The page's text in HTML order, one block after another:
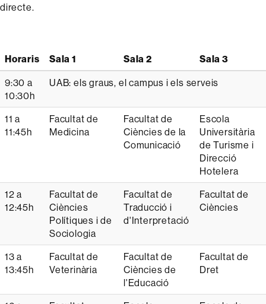
directe.
Horaris Sala 1 Sala 2
Sala 3
9:30 a
10:30h
UAB: els graus, el campus i els serveis
11 a
11:45h
Facultat de
Medicina
Facultat de
Ciències de la
Comunicació
Escola
Universitària
de Turisme i
Direcció
Hotelera
12 a
12:45h
Facultat de
Ciències
Polítiques i de
Sociologia
Facultat de
Traducció i
d'Interpretació
Facultat de
Ciències
13 a
13:45h
Facultat de
Veterinària
Facultat de
Ciències de
l'Educació
Facultat de
Dret